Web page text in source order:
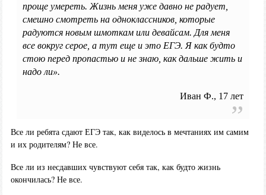
проще умереть. Жизнь меня уже давно не радует,
смешно смотреть на одноклассников, которые
радуются новым шмоткам или девайсам. Для меня
все вокруг серое, а тут еще и это ЕГЭ. Я как будто
стою перед пропастью и не знаю, как дальше жить и
надо ли».
Иван Ф., 17 лет
Все ли ребята сдают ЕГЭ так, как виделось в мечтаниях им самим
и их родителям? Не все.
Все ли из несдавших чувствуют себя так, как будто жизнь
окончилась? Не все.